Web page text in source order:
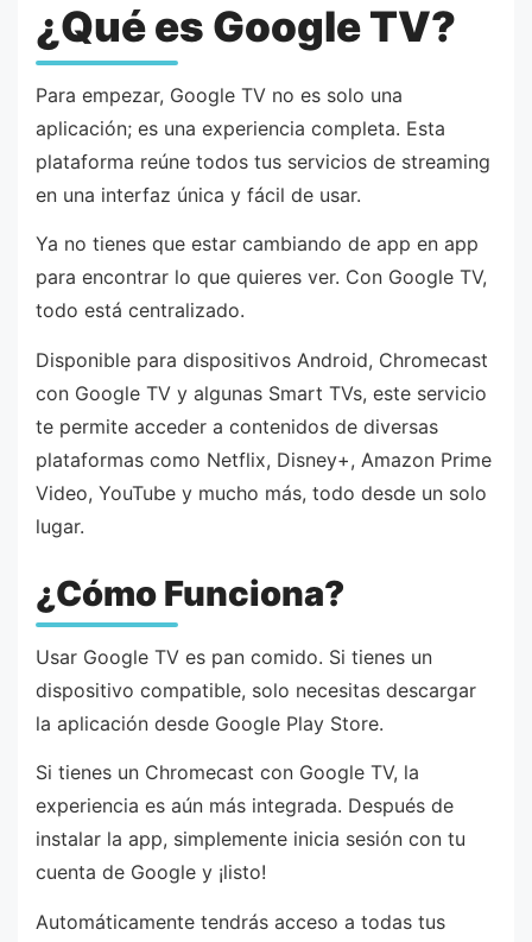
¿Qué es Google TV?
Para empezar, Google TV no es solo una
aplicación; es una experiencia completa. Esta
plataforma reúne todos tus servicios de streaming
en una interfaz única y fácil de usar.
Ya no tienes que estar cambiando de app en app
para encontrar lo que quieres ver. Con Google TV,
todo está centralizado.
Disponible para dispositivos Android, Chromecast
con Google TV y algunas Smart TVs, este servicio
te permite acceder a contenidos de diversas
plataformas como Netflix, Disney+, Amazon Prime
Video, YouTube y mucho más, todo desde un solo
lugar.
¿Cómo Funciona?
Usar Google TV es pan comido. Si tienes un
dispositivo compatible, solo necesitas descargar
la aplicación desde Google Play Store.
Si tienes un Chromecast con Google TV, la
experiencia es aún más integrada. Después de
instalar la app, simplemente inicia sesión con tu
cuenta de Google y ¡listo!
Automáticamente tendrás acceso a todas tus